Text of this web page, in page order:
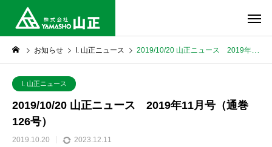
お知らせ I. 山正ニュース 2019/10/20 山正ニュース 2019年11月号（通巻126号）
I. 山正ニュース
2019/10/20 山正ニュース 2019年11月号（通巻
126号）
2019.10.20 2023.12.11